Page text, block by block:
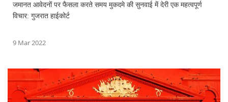
जमानत आवेदनों पर फैसला करते समय मुकदमे की सुनवाई में देरी एक महत्वपूर्ण
विचार: गुजरात हाईकोर्ट
9 Mar 2022